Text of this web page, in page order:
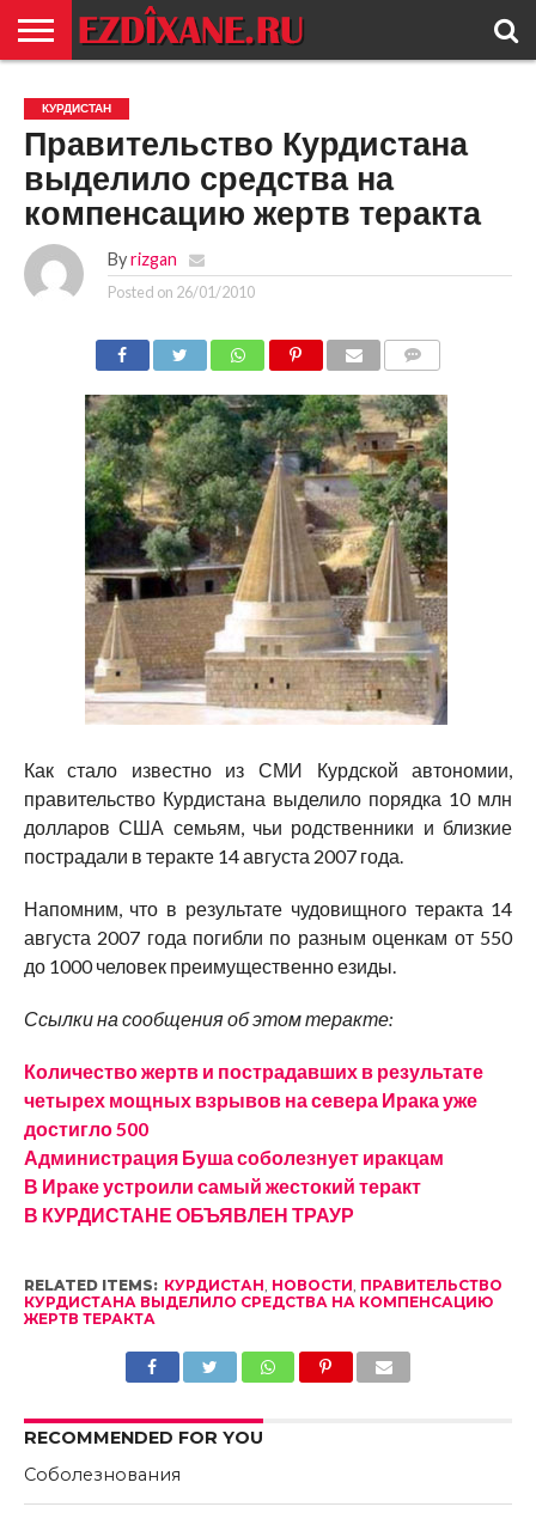
ЕЗИДИЗМ
НОВОСТИ
ИСТОРИЯ
КУЛЬТУРА
КОНТАКТ
КУРДИСТАН
Правительство Курдистана
выделило средства на
компенсацию жертв теракта
By rizgan
Posted on 26/01/2010
Как стало известно из СМИ Курдской автономии,
правительство Курдистана выделило порядка 10 млн
долларов США семьям, чьи родственники и близкие
пострадали в теракте 14 августа 2007 года.
Напомним, что в результате чудовищного теракта 14
августа 2007 года погибли по разным оценкам от 550
до 1000 человек преимущественно езиды.
Ссылки на сообщения об этом теракте:
Количество жертв и пострадавших в результате
четырех мощных взрывов на севера Ирака уже
достигло 500
Администрация Буша соболезнует иракцам
В Ираке устроили самый жестокий теракт
В КУРДИСТАНЕ ОБЪЯВЛЕН ТРАУР
RELATED ITEMS: КУРДИСТАН, НОВОСТИ, ПРАВИТЕЛЬСТВО
КУРДИСТАНА ВЫДЕЛИЛО СРЕДСТВА НА КОМПЕНСАЦИЮ
ЖЕРТВ ТЕРАКТА
RECOMMENDED FOR YOU
Соболезнования